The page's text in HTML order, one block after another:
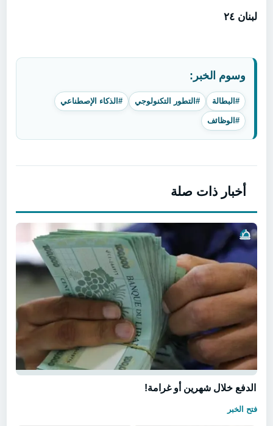
لبنان ٢٤
وسوم الخبر:
#البطالة #التطور التكنولوجي #الذكاء الإصطناعي
#الوظائف
أخبار ذات صلة
الدفع خلال شهرين أو غرامة!
فتح الخبر